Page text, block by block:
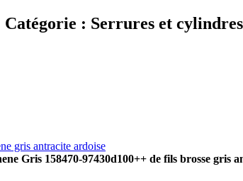
Catégorie : Serrures et
Gris 158470-97430d100++ de fils brosse gris